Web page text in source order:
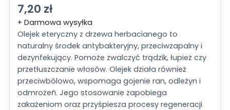
7,20 zł
+ Darmowa wysyłka
Olejek eteryczny z drzewa herbacianego to
naturalny środek antybakteryjny, przeciwzapalny i
dezynfekujący. Pomoże zwalczyć trądzik, łupież czy
przetłuszczanie włosów. Olejek działa również
przeciwbólowo, wspomaga gojenie ran, odleżyn i
odmrożeń. Jego stosowanie zapobiega
zakażeniom oraz przyśpiesza procesy regeneracji